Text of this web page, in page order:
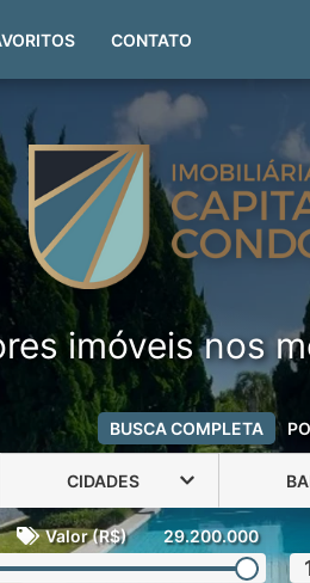
CONTATO
imóveis nos
BUSCA COMPLETA
CIDADES
Valor (R$) 29.200.000